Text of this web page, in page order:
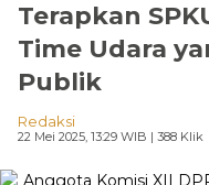
Terapkan
Time Udara
Publik
Redaksi
22 Mei 2025, 13:29 WIB | 388 Klik